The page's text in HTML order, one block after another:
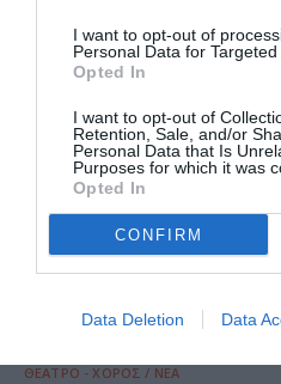
I want to opt-out of
Personal Data for Targeted
Opted In
I want to opt-out of
Retention, Sale, and/or
Personal Data that Is
Purposes for which it was
Opted In
CONFIRM
Data Deletion Data
ΘΕΑΤΡΟ - ΧΟΡΟΣ / ΝΕΑ